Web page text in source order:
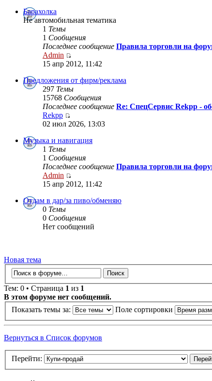
Барахолка
Не автомобильная тематика
1 Темы
1 Сообщения
Последнее сообщение Правила торговли на
Admin
15 апр 2012, 11:42
Предложения от фирм/реклама
297 Темы
15768 Сообщения
Последнее сообщение Re: СпецСервис Rekpp -
Rekpp
02 июл 2026, 13:03
Музыка и навигация
1 Темы
1 Сообщения
Последнее сообщение Правила торговли на
Admin
15 апр 2012, 11:42
Отдам в дар/за пиво/обменяю
0 Темы
0 Сообщения
Нет сообщений
Новая тема
Тем: 0 • Страница 1 из 1
В этом форуме нет сообщений.
Показать темы за:
Поле сортировки
Вернуться в Список форумов
Перейти: